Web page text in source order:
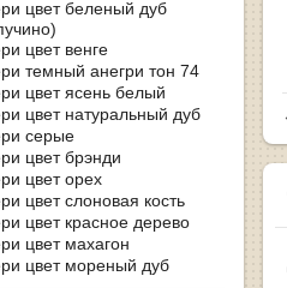
цвет беленый дуб
цвет венге
темный анегри тон 74
цвет ясень белый
цвет натуральный дуб
серые
цвет брэнди
цвет орех
цвет слоновая кость
цвет красное дерево
цвет махагон
цвет мореный дуб